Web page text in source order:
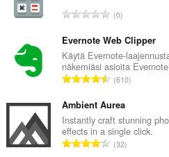
i
a
y
h
e
e
n
s
A
v
i
o
i
a
y
h
0
Evernote Web Clipper
Käytä Evernote-
näkemiäsi asioita
A
v
i
o
i
610
Ambient Aurea
Instantly craft stunning
effects in a single click.
A32